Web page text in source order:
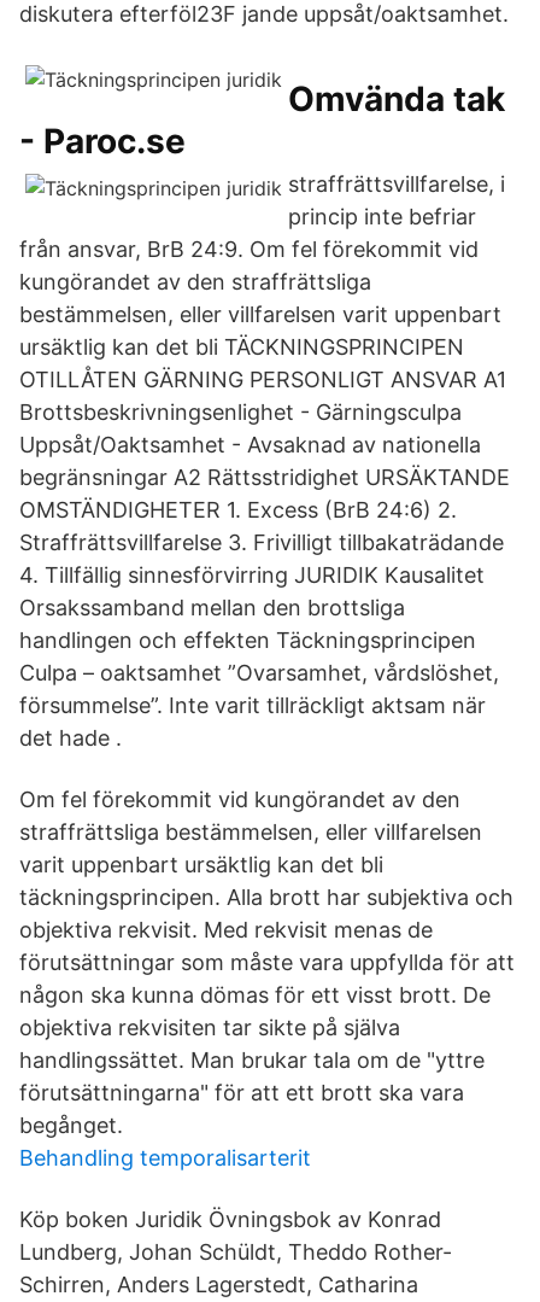
diskutera efterföl23F jande uppsåt/oaktsamhet.
Omvända tak
- Paroc.se
straffrättsvillfarelse, i
princip inte befriar
från ansvar, BrB 24:9. Om fel förekommit vid
kungörandet av den straffrättsliga
bestämmelsen, eller villfarelsen varit uppenbart
ursäktlig kan det bli TÄCKNINGSPRINCIPEN
OTILLÅTEN GÄRNING PERSONLIGT ANSVAR A1
Brottsbeskrivningsenlighet - Gärningsculpa
Uppsåt/Oaktsamhet - Avsaknad av nationella
begränsningar A2 Rättsstridighet URSÄKTANDE
OMSTÄNDIGHETER 1. Excess (BrB 24:6) 2.
Straffrättsvillfarelse 3. Frivilligt tillbakaträdande
4. Tillfällig sinnesförvirring JURIDIK Kausalitet
Orsakssamband mellan den brottsliga
handlingen och effekten Täckningsprincipen
Culpa – oaktsamhet ”Ovarsamhet, vårdslöshet,
försummelse”. Inte varit tillräckligt aktsam när
det hade .
Om fel förekommit vid kungörandet av den
straffrättsliga bestämmelsen, eller villfarelsen
varit uppenbart ursäktlig kan det bli
täckningsprincipen. Alla brott har subjektiva och
objektiva rekvisit. Med rekvisit menas de
förutsättningar som måste vara uppfyllda för att
någon ska kunna dömas för ett visst brott. De
objektiva rekvisiten tar sikte på själva
handlingssättet. Man brukar tala om de "yttre
förutsättningarna" för att ett brott ska vara
begånget.
Behandling temporalisarterit
Köp boken Juridik Övningsbok av Konrad
Lundberg, Johan Schüldt, Theddo Rother-
Schirren, Anders Lagerstedt, Catharina